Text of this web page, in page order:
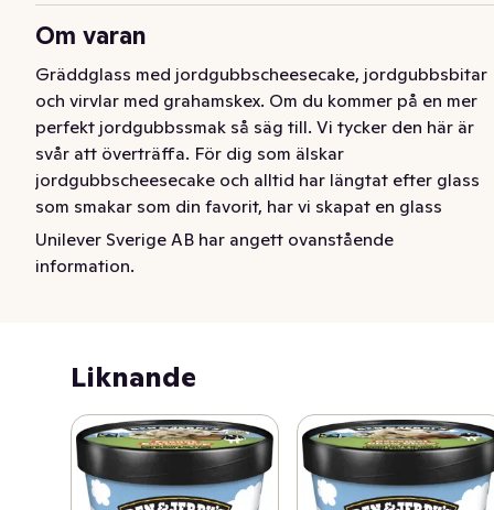
Om varan
Gräddglass med jordgubbscheesecake, jordgubbsbitar
och virvlar med grahamskex. Om du kommer på en mer
perfekt jordgubbssmak så säg till. Vi tycker den här är
svår att överträffa. För dig som älskar
jordgubbscheesecake och alltid har längtat efter glass
som smakar som din favorit, har vi skapat en glass
sprängfylld med jordgubbscheesecakens alla
härligheter och en fantastisk virvel av grahamskex. Allt
år. Kan det vara virveln av grahamskex? Krispigheten är
verkligen ett perfekt komplement till den krämiga
glassen. Eller är det jordgubbarna? De härliga
jordgubbarna blir på något sätt ännu godare mitt i
glassen. Säkert har alla sitt svar. Och det fina är att alla
har rätt. Så leta fram en sked och njut av en efterrätt
Unilever Sverige AB har angett ovanstående
information.
Liknande